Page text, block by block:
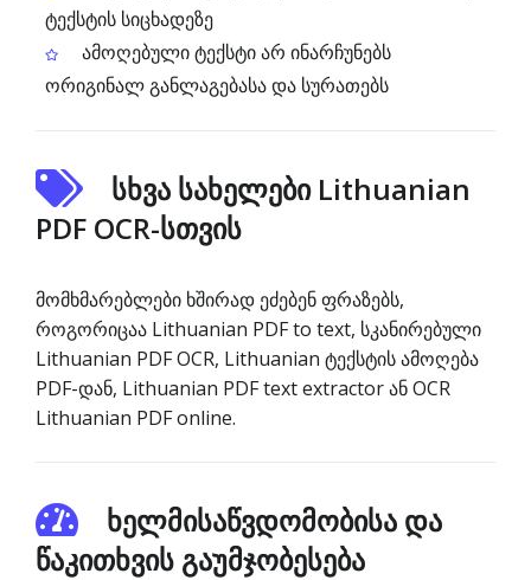
ტექსტის სიცხადეზე
ამოღებული ტექსტი არ ინარჩუნებს
ორიგინალ განლაგებასა და სურათებს
სხვა სახელები Lithuanian
PDF OCR-სთვის
მომხმარებლები ხშირად ეძებენ ფრაზებს,
როგორიცაა Lithuanian PDF to text, სკანირებული
Lithuanian PDF OCR, Lithuanian ტექსტის ამოღება
PDF-დან, Lithuanian PDF text extractor ან OCR
Lithuanian PDF online.
ხელმისაწვდომობისა და
წაკითხვის გაუმჯობესება